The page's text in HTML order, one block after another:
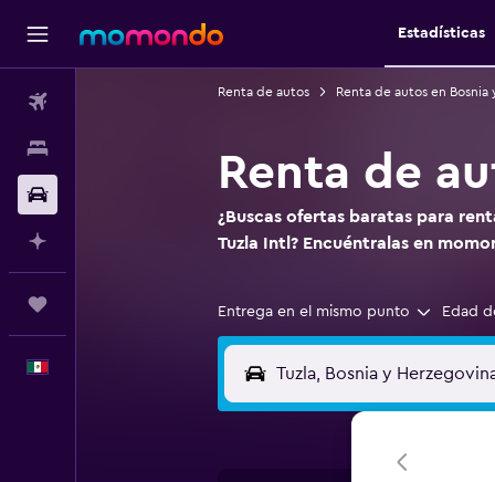
Estadísticas
Renta de autos Renta de autos en Bosnia
Renta de
¿Buscas ofertas baratas para
Tuzla Intl? Encuéntralas en
Entrega en el mismo punto Edad